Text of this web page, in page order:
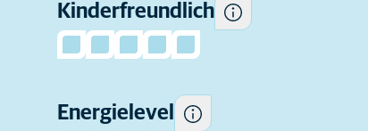
Kinderfreundlich
Energielevel
Wie aktiv diese Rasse ist.
Wie viel Fellpflege diese
Rasse regelmäßig braucht.